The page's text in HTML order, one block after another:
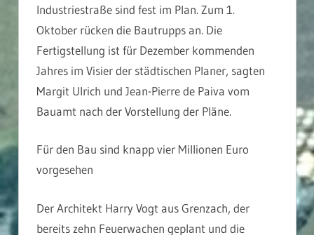
Industriestraße sind fest im Plan. Zum 1.
Oktober rücken die Bautrupps an. Die
Fertigstellung ist für Dezember kommenden
Jahres im Visier der städtischen Planer, sagten
Margit Ulrich und Jean-Pierre de Paiva vom
Bauamt nach der Vorstellung der Pläne.
Für den Bau sind knapp vier Millionen Euro
vorgesehen
Der Architekt Harry Vogt aus Grenzach, der
bereits zehn Feuerwachen geplant und die